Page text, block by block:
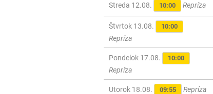
Streda 12.08. 10:00 Repríza
Štvrtok 13.08. 10:00
Repríza
Pondelok 17.08. 10:00
Repríza
Utorok 18.08. 09:55 Repríza